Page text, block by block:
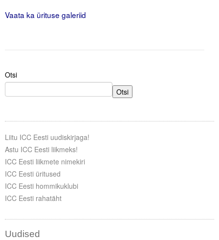
Vaata ka ürituse galeriid
Otsi
Otsi
Liitu ICC Eesti uudiskirjaga!
Astu ICC Eesti liikmeks!
ICC Eesti liikmete nimekiri
ICC Eesti üritused
ICC Eesti hommikuklubi
ICC Eesti rahatäht
Uudised